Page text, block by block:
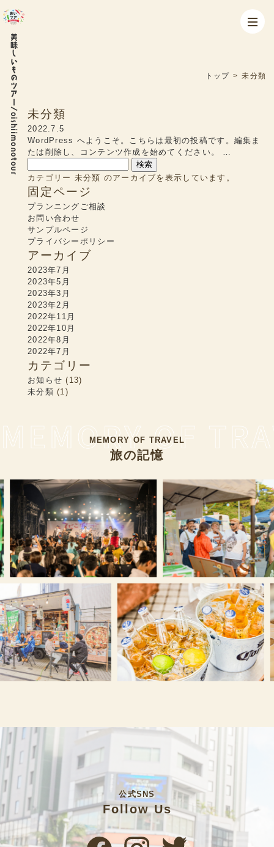
美味しいものツアー/oishiimonotour トップ >未分類
未分類
2022.7.5
WordPress へようこそ。こちらは最初の投稿です。編集ま
たは削除し、コンテンツ作成を始めてください。 …
索:
カテゴリー 未分類 のアーカイブを表示しています。
固定ページ
プランニングご相談
お問い合わせ
サンプルページ
プライバシーポリシー
アーカイブ
2023年7月
2023年5月
2023年3月
2023年2月
2022年11月
2022年10月
2022年8月
2022年7月
カテゴリー
お知らせ (13)
未分類 (1)
MEMORY OF TRAVEL
旅の記憶
公式SNS
Follow Us